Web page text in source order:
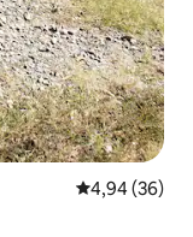
Prosječna
4,94 (36)